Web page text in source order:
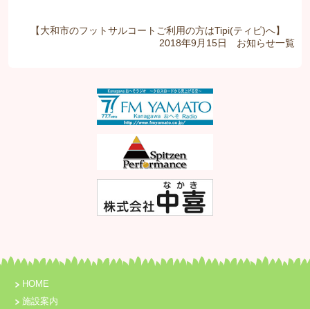
【大和市のフットサルコートご利用の方はTipi(ティピ)へ】
2018年9月15日 お知らせ一覧
HOME
施設案内